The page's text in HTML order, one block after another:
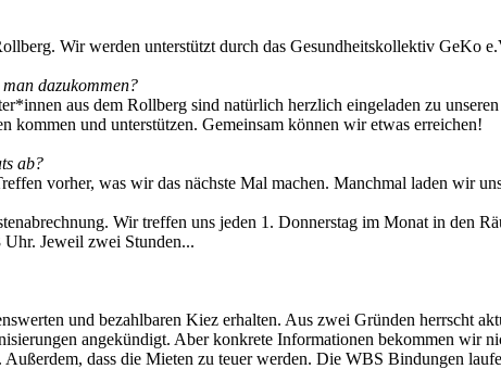
Wir werden unterstützt durch das Gesundheitskollektiv GeKo
dazukommen?
aus dem Rollberg sind natürlich herzlich eingeladen zu unseren
kommen und unterstützen. Gemeinsam können wir etwas erreichen!
ab?
vorher, was wir das nächste Mal machen. Manchmal laden wir
Wir treffen uns jeden 1. Donnerstag im Monat in den
Jeweil zwei Stunden...
und bezahlbaren Kiez erhalten. Aus zwei Gründen herrscht
angekündigt. Aber konkrete Informationen bekommen wir
dass die Mieten zu teuer werden. Die WBS Bindungen